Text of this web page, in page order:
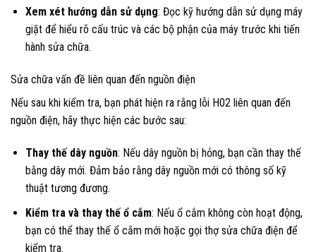
Xem xét hướng dẫn sử dụng: Đọc kỹ hướng dẫn sử dụng máy
giặt để hiểu rõ cấu trúc và các bộ phận của máy trước khi tiến
hành sửa chữa.
Sửa chữa vấn đề liên quan đến nguồn điện
Nếu sau khi kiểm tra, bạn phát hiện ra rằng lỗi H02 liên quan đến
nguồn điện, hãy thực hiện các bước sau:
Thay thế dây nguồn: Nếu dây nguồn bị hỏng, bạn cần thay thế
bằng dây mới. Đảm bảo rằng dây nguồn mới có thông số kỹ
thuật tương đương.
Kiểm tra và thay thế ổ cắm: Nếu ổ cắm không còn hoạt động,
bạn có thể thay thế ổ cắm mới hoặc gọi thợ sửa chữa điện để
kiểm tra.